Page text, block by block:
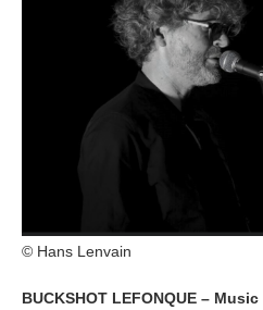
© Hans Lenvain
BUCKSHOT LEFONQUE –